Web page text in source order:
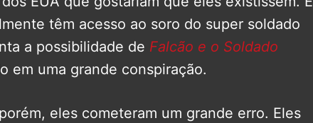
têm acesso ao soro do super soldado
a possibilidade de Falcão e o Soldado
em uma grande conspiração.
eles cometeram um grande erro. Eles